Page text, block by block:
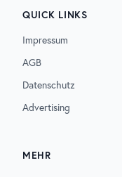
QUICK LINKS
Impressum
AGB
Datenschutz
Advertising
MEHR